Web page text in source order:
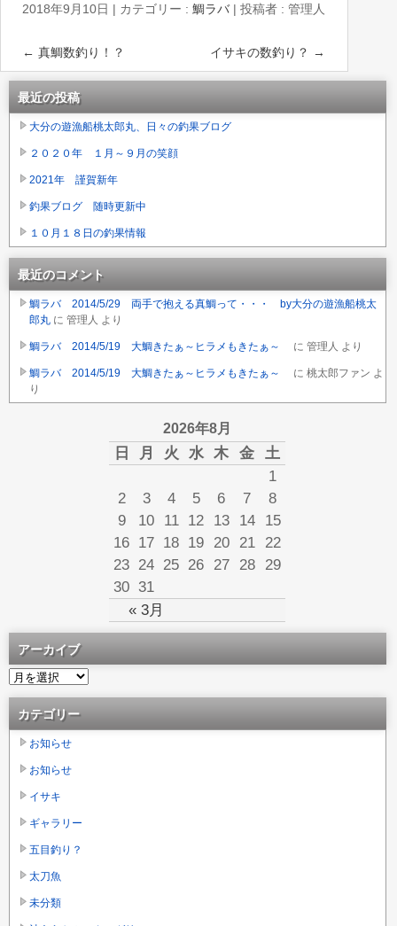
2018年9月10日 | カテゴリー :鯛ラバ |投稿者 : 管理人
← 真鯛数釣り！？ イサキの数釣り？ →
最近の投稿
大分の遊漁船桃太郎丸、日々の釣果ブログ
２０２０年 １月～９月の笑顔
2021年 謹賀新年
釣果ブログ 随時更新中
１０月１８日の釣果情報
最近のコメント
鯛ラバ 2014/5/29 両手で抱える真鯛って・・・ by大分の遊漁船桃太
郎丸 に 管理人 より
鯛ラバ 2014/5/19 大鯛きたぁ～ヒラメもきたぁ～ に 管理人 より
鯛ラバ 2014/5/19 大鯛きたぁ～ヒラメもきたぁ～ に 桃太郎ファン よ
り
2026年8月
日 月 火 水 木 金 土
« 3月
1
2
3 4 5 6 7
8
9
10 11 12 13 14
15
16 17 18 19 20 21
22
23 24 25 26 27 28
29
30 31
アーカイブ
カテゴリー
お知らせ
お知らせ
イサキ
ギャラリー
五目釣り？
太刀魚
未分類